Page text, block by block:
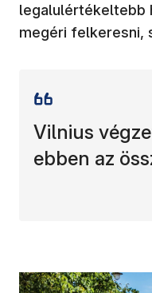
legalulértékeltebb
megéri felkeresni,
Vilnius
ebben az